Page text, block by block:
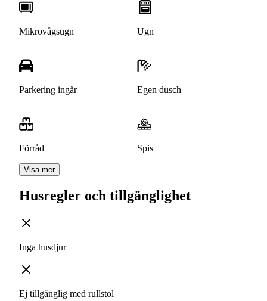
Mikrovågsugn Ugn
Parkering ingår Egen dusch
Förråd Spis
Visa mer
Husregler och tillgänglighet
Inga husdjur
Ej tillgänglig med rullstol